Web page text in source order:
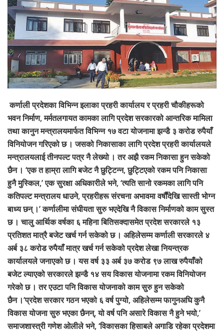
कर्णाली प्रदेशका विभिन्न इलाका प्रहरी कार्यालय र प्रहरी चौकीहरूको
भवन निर्माण, मर्मतलगायत कामका लागि प्रदेश सरकारको आन्तरिक मामिला
तथा कानुन मन्त्रालयमार्फत विभिन्न १७ वटा योजनामा झन्डै ३ करोड रुपैयाँ
विनियोजन गरिएको छ । जसको निकासाका लागि प्रदेश प्रहरी कार्यालयले
मन्त्रालयलाई तीनपल्ट पत्र नै लेख्यो । तर अझै रकम निकासा हुन सकेको
छैन । ‘एक त हाम्रा लागि बजेट नै छुट्टिन्न, छुट्टिएको रकम पनि निकासा
हुनै मुस्किल,’ एक सुरक्षा अधिकारीले भने, ‘त्यति सानो रकमका लागि पनि
कतिपल्ट मन्त्रालय धाउने, प्रहरीहरू संरचना अभावमा वर्षौंदेखि सास्ती भोग्न
बाध्य छन् ।’ कर्णालीमा संघीयता सुरु भएदेखि नै विकास निर्माणको काम सुस्त
छ । चालु आर्थिक वर्षका ६ महिना बितिसक्दासमेत प्रदेश सरकारले १३
प्रतिशत मात्रै बजेट खर्च गर्न सकेको छ । अहिलेसम्म कर्णाली सरकारले ४
अर्ब ३८ करोड रुपैयाँ मात्र खर्च गर्न सकेको प्रदेश लेखा नियन्त्रक
कार्यालयले जनाएको छ । यस वर्ष ३३ अर्ब ३७ करोड ९७ लाख रुपैयाँको
बजेट ल्याएको सरकारले झन्डै १४ सय विकास योजनामा रकम विनियोजन
गरेको छ । तर एउटा पनि विकास योजनाको काम सुरु हुन सकेको
छैन ।‘प्रदेश सरकार गठन भएको ६ वर्ष पुग्यो, अहिलेसम्म फागुनअघि कुनै
विकास योजना सुरु भएका छैनन्, यो वर्ष पनि असारे विकास नै हुने भयो,’
समाजशास्त्री गणेश ओलीले भने, ‘विकासका हिसाबले अगाडि रहेका प्रदेशमा